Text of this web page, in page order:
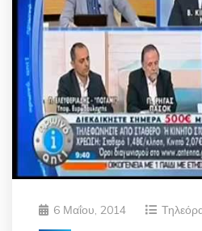
6 Μαΐου, 2014